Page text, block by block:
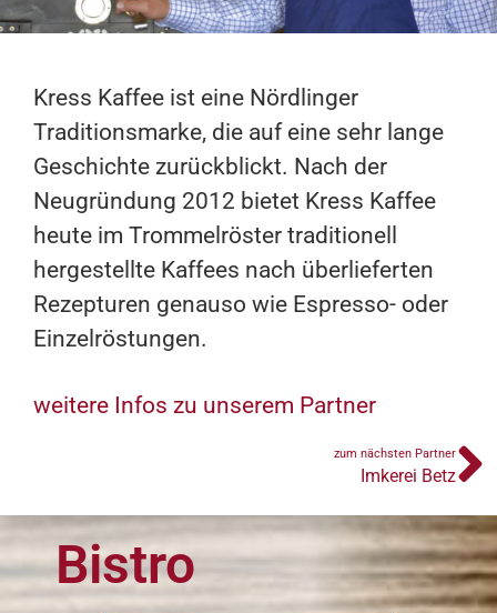
Kress Kaffee ist eine Nördlinger
Traditionsmarke, die auf eine sehr lange
Geschichte zurückblickt. Nach der
Neugründung 2012 bietet Kress Kaffee
heute im Trommelröster traditionell
hergestellte Kaffees nach überlieferten
Rezepturen genauso wie Espresso- oder
Einzelröstungen.
weitere Infos zu unserem Partner
zum nächsten Partner
Imkerei Betz
Bistro